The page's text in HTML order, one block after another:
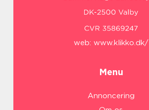
web: www.klikko.dk/
Menu
Annoncering